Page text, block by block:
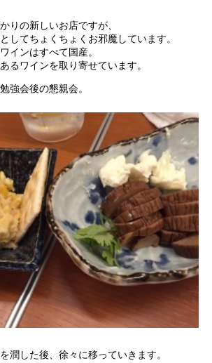
りの新しいお店ですが、
してちょくちょくお邪魔しています。
インはすべて国産。
るワインを取り寄せています。
強会後の懇親会。
潤した後、徐々に移っていきます。